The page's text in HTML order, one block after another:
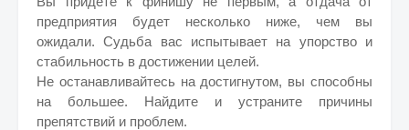
предприятия будет несколько ниже, чем вы
ожидали. Судьба вас испытывает на упорство и
стабильность в достижении целей.
Не останавливайтесь на достигнутом, вы способны
на большее. Найдите и устраните причины
препятствий и проблем.